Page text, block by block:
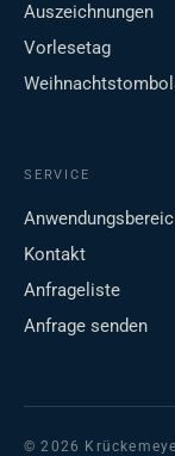
Auszeichnungen
Vorlesetag
SERVICE
Kontakt
Anfrageliste
Anfrage senden
© 2026